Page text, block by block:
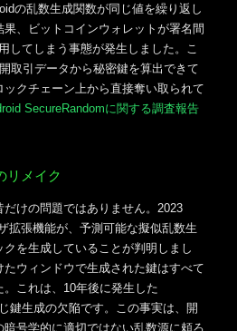
の乱数生成関数が同じ値を繰り返し
、ビットコインウォレットが署名間
してしまう事態が発生しました。こ
取引データから秘密鍵を算出できて
クチェーン上から直接奪い取られて
SecureRandomに関する調査報告
リメイク
だけの問題ではありません。2023
拡張機能が、予測可能な擬似乱数生
を生成していることが判明しまし
ウィンドウで生成された鍵はすべて
これは、10年後に発生した
鍵生成の欠陥です。この事実は、開
号学的に適切ではない乱数源に頼ろ